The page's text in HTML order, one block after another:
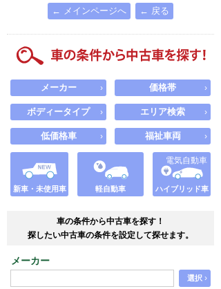
← メインページへ ← 戻る
メーカー › 価格帯 ›
ボディータイプ › エリア検索 ›
低価格車 › 福祉車両 ›
新車・未使用車 軽自動車
電気自動車
ハイブリッド車
車の条件から中古車を探す！
探したい中古車の条件を設定して探せます。
メーカー
選択 ›